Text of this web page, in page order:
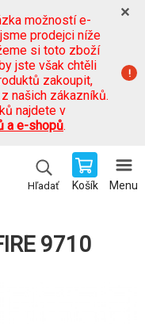
možností e-
prodejci níže
si toto zboží
jste však chtěli
zakoupit,
našich zákazníků.
najdete v
a e-shopů.
Hľadať Košík Menu
9710